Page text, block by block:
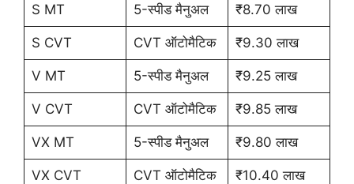
S MT 5-स्पीड मैनुअल ₹8.70 लाख
S CVT CVT ऑटोमैटिक ₹9.30 लाख
V MT 5-स्पीड मैनुअल ₹9.25 लाख
V CVT CVT ऑटोमैटिक ₹9.85 लाख
VX MT 5-स्पीड मैनुअल ₹9.80 लाख
VX CVT CVT ऑटोमैटिक ₹10.40 लाख